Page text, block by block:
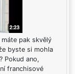
pak skvělý
byste si mohla
Pokud ano,
franchisové